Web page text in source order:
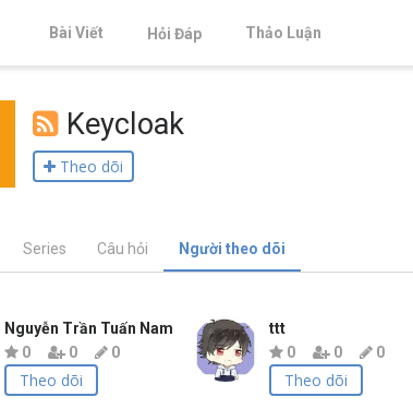
Bài Viết Hỏi Đáp Thảo Luận
Keycloak
Theo dõi
Series Câu hỏi Người theo dõi
Nguyễn Trần Tuấn Nam
0
0 0
Theo dõi
ttt
0
0 0
Theo dõi